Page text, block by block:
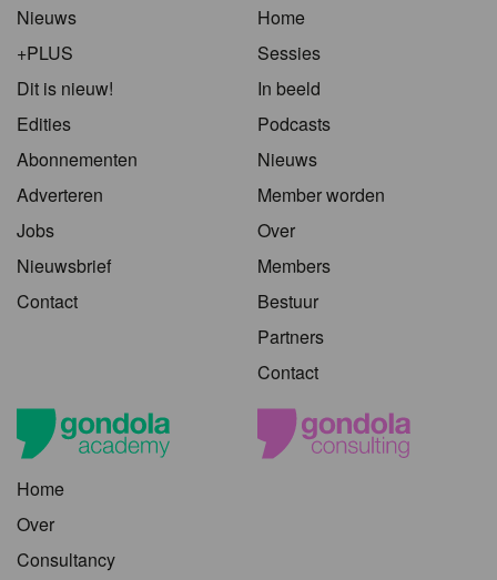
Nieuws
+PLUS
Dit is nieuw!
Edities
Abonnementen
Adverteren
Jobs
Nieuwsbrief
Contact
Home
Sessies
In beeld
Podcasts
Nieuws
Member worden
Over
Members
Bestuur
Partners
Contact
Home
Over
Consultancy